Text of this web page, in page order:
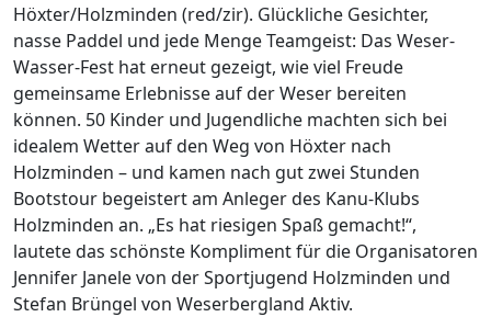
Höxter/Holzminden (red/zir). Glückliche Gesichter,
nasse Paddel und jede Menge Teamgeist: Das Weser-
Wasser-Fest hat erneut gezeigt, wie viel Freude
gemeinsame Erlebnisse auf der Weser bereiten
können. 50 Kinder und Jugendliche machten sich bei
idealem Wetter auf den Weg von Höxter nach
Holzminden – und kamen nach gut zwei Stunden
Bootstour begeistert am Anleger des Kanu-Klubs
Holzminden an. „Es hat riesigen Spaß gemacht!“,
lautete das schönste Kompliment für die Organisatoren
Jennifer Janele von der Sportjugend Holzminden und
Stefan Brüngel von Weserbergland Aktiv.